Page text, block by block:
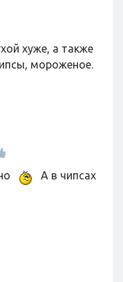
хуже, а также
мороженое.
А в чипсах